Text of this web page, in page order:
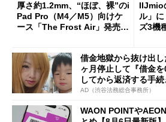
厚さ約1.2mm、“ほぼ、裸”のi
Pad Pro（M4／M5）向けケ
ース「The Frost Air」発売
IIJmio
ル」
ズ3機
借金地獄から抜け出
ヶ月停止して『借金
してから返済する手
AD（渋谷法務総合事務所）
WAON POINTや